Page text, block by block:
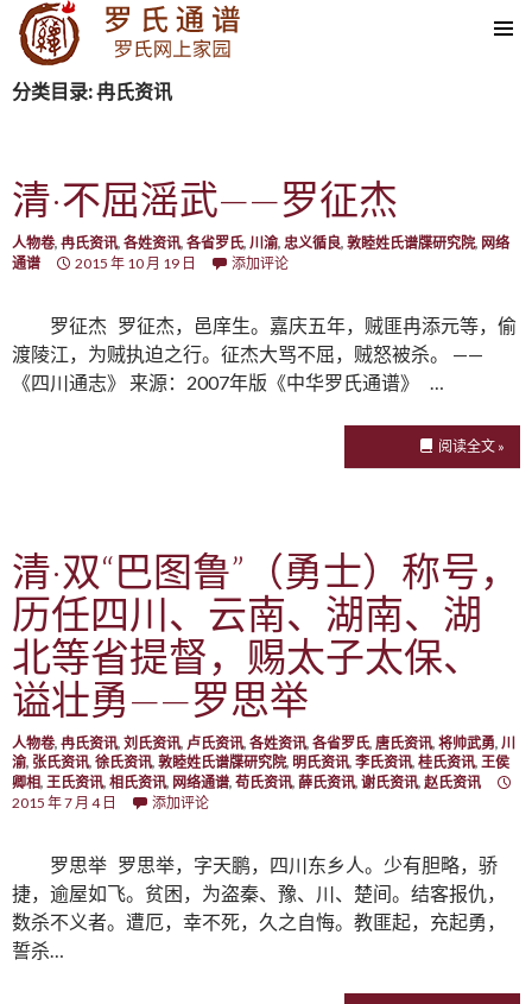
SKIP TO CONTENT
分类目录: 冉氏资讯
清·不屈滛武——罗征杰
人物卷, 冉氏资讯, 各姓资讯, 各省罗氏, 川渝, 忠义循良, 敦睦姓氏谱牒研究院, 网络
通谱
2015 年 10 月 19 日 添加评论
罗征杰 罗征杰，邑庠生。嘉庆五年，贼匪冉添元等，偷
渡陵江，为贼执迫之行。征杰大骂不屈，贼怒被杀。 ——
《四川通志》 来源：2007年版《中华罗氏通谱》 …
阅读全文 »
清·双“巴图鲁”（勇士）称号，
历任四川、云南、湖南、湖
北等省提督，赐太子太保、
谥壮勇——罗思举
人物卷, 冉氏资讯, 刘氏资讯, 卢氏资讯, 各姓资讯, 各省罗氏, 唐氏资讯, 将帅武勇, 川
渝, 张氏资讯, 徐氏资讯, 敦睦姓氏谱牒研究院, 明氏资讯, 李氏资讯, 桂氏资讯, 王侯
卿相, 王氏资讯, 相氏资讯, 网络通谱, 苟氏资讯, 薛氏资讯, 谢氏资讯, 赵氏资讯
2015 年 7 月 4 日
添加评论
罗思举 罗思举，字天鹏，四川东乡人。少有胆略，骄
捷，逾屋如飞。贫困，为盗秦、豫、川、楚间。结客报仇，
数杀不义者。遭厄，幸不死，久之自悔。教匪起，充起勇，
誓杀…